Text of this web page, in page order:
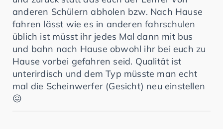
anderen Schülern abholen bzw. Nach Hause
fahren lässt wie es in anderen fahrschulen
üblich ist müsst ihr jedes Mal dann mit bus
und bahn nach Hause obwohl ihr bei euch zu
Hause vorbei gefahren seid. Qualität ist
unterirdisch und dem Typ müsste man echt
mal die Scheinwerfer (Gesicht) neu einstellen
😖